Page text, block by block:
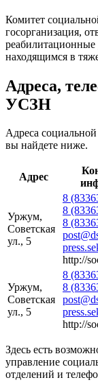
Комитет
госорганизация,
находящимся в
Адреса,
УСЗН
Адреса
вы найдете ниже.
Адрес
Уржум,
Советская
ул., 5
8
8
8
http://
Уржум,
Советская
ул., 5
8
8
http://
Здесь есть
управление
отделений и